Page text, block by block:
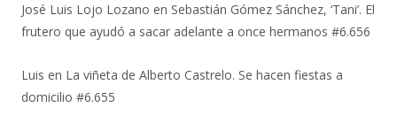
José Luis Lojo Lozano en Sebastián Gómez Sánchez, ‘Tani’. El
frutero que ayudó a sacar adelante a once hermanos #6.656
Luis en La viñeta de Alberto Castrelo. Se hacen fiestas a
domicilio #6.655